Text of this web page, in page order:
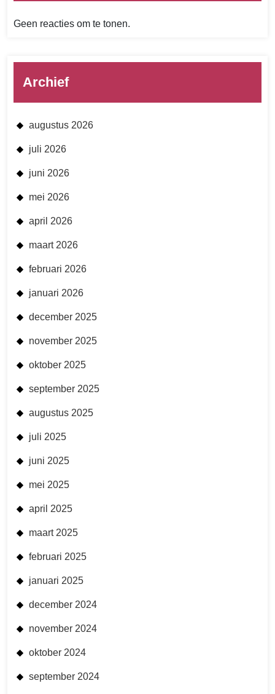
Geen reacties om te tonen.
Archief
augustus 2026
juli 2026
juni 2026
mei 2026
april 2026
maart 2026
februari 2026
januari 2026
december 2025
november 2025
oktober 2025
september 2025
augustus 2025
juli 2025
juni 2025
mei 2025
april 2025
maart 2025
februari 2025
januari 2025
december 2024
november 2024
oktober 2024
september 2024